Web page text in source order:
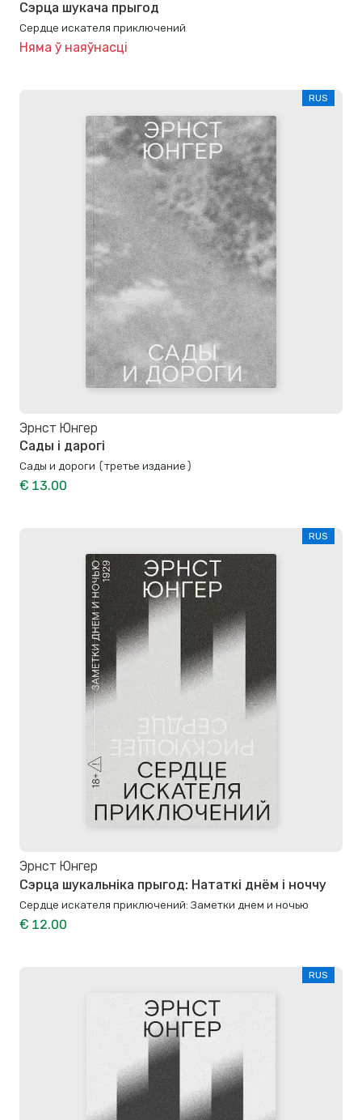
Сэрца шукача прыгод
Сердце искателя приключений
Няма ў наяўнасці
RUS
Эрнст Юнгер
Сады і дарогі
Сады и дороги (третье издание)
€ 13.00
RUS
Эрнст Юнгер
Сэрца шукальніка прыгод: Нататкі днём і ноччу
Сердце искателя приключений: Заметки днем и ночью
€ 12.00
RUS